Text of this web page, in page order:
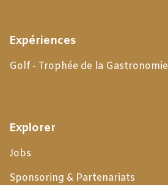
Expériences
Golf - Trophée de la Gastronomie
Explorer
Jobs
Sponsoring & Partenariats